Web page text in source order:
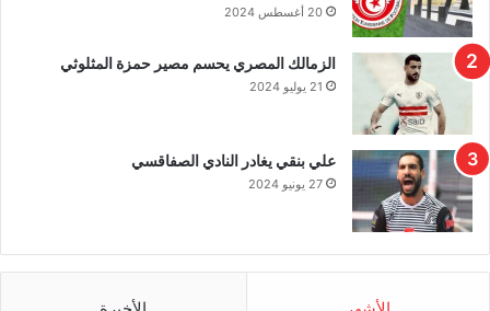
20 أغسطس 2024
الزمالك المصري يحسم مصير حمزة المثلوثي
21 يوليو 2024
علي بنقي يغادر النادي الصفاقسي
27 يونيو 2024